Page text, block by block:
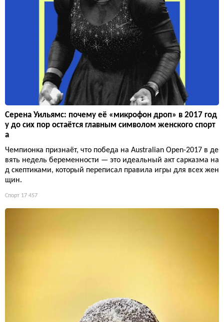
Серена Уильямс: почему её «микрофон дроп» в 2017 год
у до сих пор остаётся главным символом женского спорт
а
Чемпионка признаёт, что победа на Australian Open-2017 в де
вять недель беременности — это идеальный акт сарказма на
д скептиками, который переписал правила игры для всех жен
щин.
Спорт 17 457